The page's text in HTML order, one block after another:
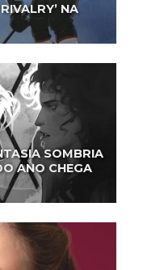
NA
SOMBRIA
ANO CHEGA